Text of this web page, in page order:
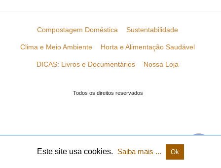
Compostagem Doméstica Sustentabilidade
Clima e Meio Ambiente Horta e Alimentação Saudável
DICAS: Livros e Documentários Nossa Loja
Todos os direitos reservados
Este site usa cookies. Saiba mais ... Ok